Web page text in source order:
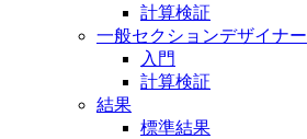
計算検証
一般セクションデザイナー
入門
計算検証
結果
標準結果